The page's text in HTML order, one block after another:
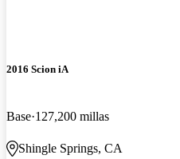
2016 Scion iA
Base 127,200 millas
Shingle Springs, CA